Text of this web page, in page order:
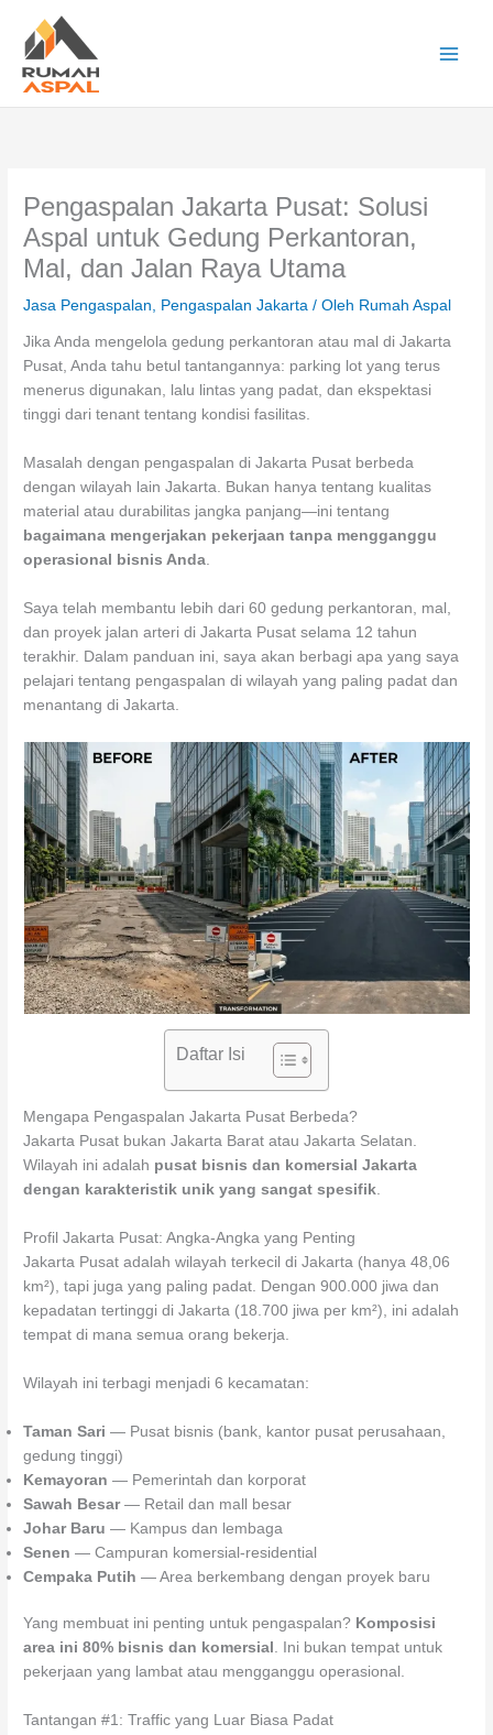
konten
Pengaspalan Jakarta Pusat: Solusi
Aspal untuk Gedung Perkantoran,
Mal, dan Jalan Raya Utama
Jasa Pengaspalan Pengaspalan Jakarta / Oleh Rumah Aspal
Jika Anda mengelola gedung perkantoran atau mal di Jakarta
Pusat, Anda tahu betul tantangannya: parking lot yang terus
menerus digunakan, lalu lintas yang padat, dan ekspektasi
tinggi dari tenant tentang kondisi fasilitas.
Masalah dengan pengaspalan di Jakarta Pusat berbeda
dengan wilayah lain Jakarta. Bukan hanya tentang kualitas
material atau durabilitas jangka panjang—ini tentang
bagaimana mengerjakan pekerjaan tanpa mengganggu
operasional bisnis Anda.
Saya telah membantu lebih dari 60 gedung perkantoran, mal,
dan proyek jalan arteri di Jakarta Pusat selama 12 tahun
terakhir. Dalam panduan ini, saya akan berbagi apa yang saya
pelajari tentang pengaspalan di wilayah yang paling padat dan
menantang di Jakarta.
Daftar Isi
Mengapa Pengaspalan Jakarta Pusat Berbeda?
Jakarta Pusat bukan Jakarta Barat atau Jakarta Selatan.
Wilayah ini adalah pusat bisnis dan komersial Jakarta
dengan karakteristik unik yang sangat spesifik.
Profil Jakarta Pusat: Angka-Angka yang Penting
Jakarta Pusat adalah wilayah terkecil di Jakarta (hanya 48,06
km²), tapi juga yang paling padat. Dengan 900.000 jiwa dan
kepadatan tertinggi di Jakarta (18.700 jiwa per km²), ini adalah
tempat di mana semua orang bekerja.
Wilayah ini terbagi menjadi 6 kecamatan:
Taman Sari — Pusat bisnis (bank, kantor pusat perusahaan,
gedung tinggi)
Kemayoran — Pemerintah dan korporat
Sawah Besar— Retail dan mall besar
Johar Baru — Kampus dan lembaga
Senen — Campuran komersial-residential
Cempaka Putih — Area berkembang dengan proyek baru
Yang membuat ini penting untuk pengaspalan? Komposisi
area ini 80% bisnis dan komersial . Ini bukan tempat untuk
pekerjaan yang lambat atau mengganggu operasional.
Tantangan #1: Traffic yang Luar Biasa Padat